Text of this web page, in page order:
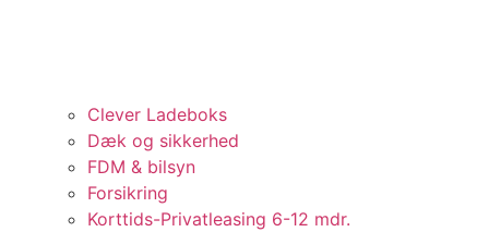
Clever Ladeboks
Dæk og sikkerhed
FDM & bilsyn
Forsikring
Korttids-Privatleasing 6-12 mdr.